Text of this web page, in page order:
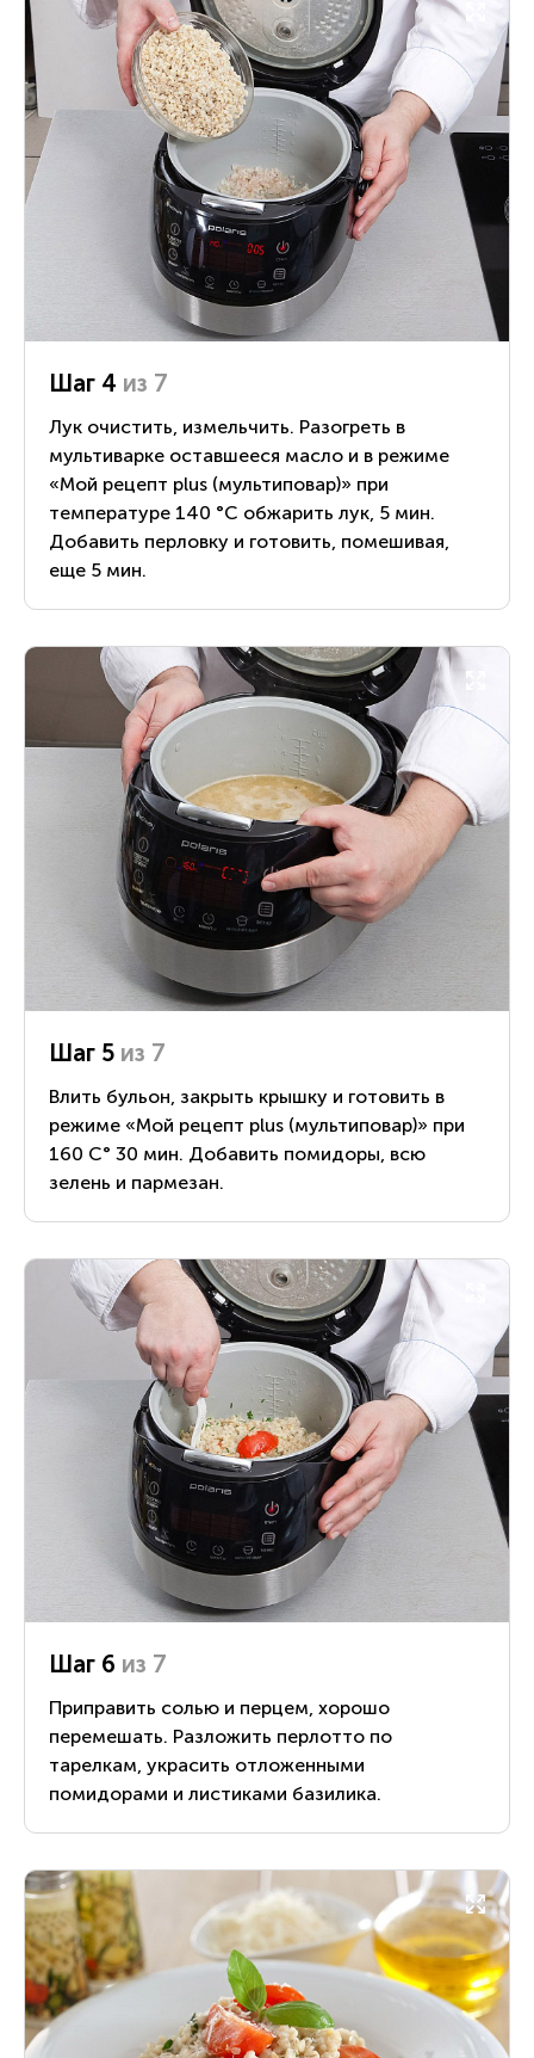
Шаг 4 из 7
Лук очистить, измельчить. Разогреть в
мультиварке оставшееся масло и в режиме
«Мой рецепт plus (мультиповар)» при
температуре 140 °С обжарить лук, 5 мин.
Добавить перловку и готовить, помешивая,
еще 5 мин.
Шаг 5 из 7
Влить бульон, закрыть крышку и готовить в
режиме «Мой рецепт plus (мультиповар)» при
160 С° 30 мин. Добавить помидоры, всю
зелень и пармезан.
Шаг 6 из 7
Приправить солью и перцем, хорошо
перемешать. Разложить перлотто по
тарелкам, украсить отложенными
помидорами и листиками базилика.